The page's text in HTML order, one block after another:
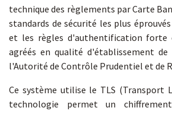
technique des règlements par Carte
standards de sécurité les plus
et les règles d'authentification
agréés en qualité d'établissement de
l'Autorité de Contrôle Prudentiel et de
Ce système utilise le TLS (Transport
technologie permet un